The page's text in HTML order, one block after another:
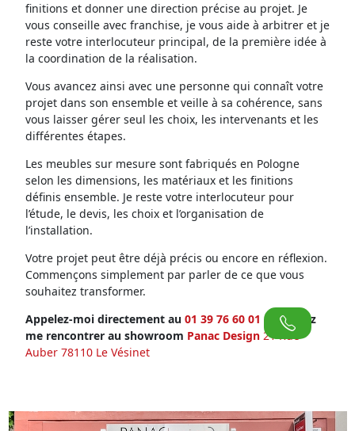
finitions et donner une direction précise au projet. Je
vous conseille avec franchise, je vous aide à arbitrer et je
reste votre interlocuteur principal, de la première idée à
la coordination de la réalisation.
Vous avancez ainsi avec une personne qui connaît votre
projet dans son ensemble et veille à sa cohérence, sans
vous laisser gérer seul les choix, les intervenants et les
différentes étapes.
Les meubles sur mesure sont fabriqués en Pologne
selon les dimensions, les matériaux et les finitions
définis ensemble. Je reste votre interlocuteur pour
l’étude, le devis, les choix et l’organisation de
l’installation.
Votre projet peut être déjà précis ou encore en réflexion.
Commençons simplement par parler de ce que vous
souhaitez transformer.
Appelez-moi directement au 01 39 76 60 01 ou venez
me rencontrer au showroom Panac Design 21 Rue
Auber 78110 Le Vésinet